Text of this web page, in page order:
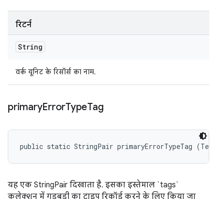
रिटर्न
String
वर्क यूनिट के रिसॉर्स का नाम.
primaryErrorTypeTag
public static StringPair primaryErrorTypeTag
यह एक StringPair दिखाता है. इसका इस्तेमाल `tags`
कलेक्शन में गड़बड़ी का टाइप रिकॉर्ड करने के लिए किया जा